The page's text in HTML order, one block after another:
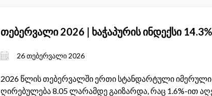
თებერვალი 2026 | ხაჭაპურის ინდექსი
26 თებერვალი 2026
2026 წლის თებერვალში ერთი სტანდარტული იმერული
ღირებულება 8.05 ლარამდე გაიზარდა, რაც 1.6%-ით